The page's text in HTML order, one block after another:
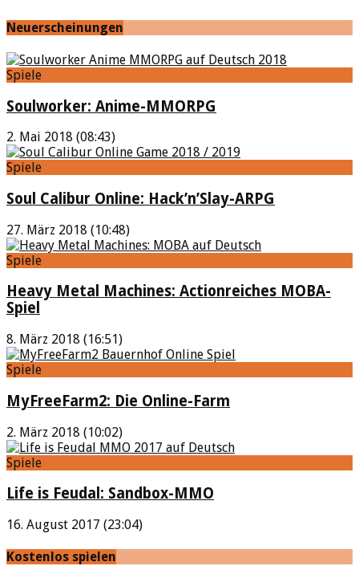
Neuerscheinungen
Spiele
Soulworker: Anime-MMORPG
2. Mai 2018 (08:43)
Spiele
Soul Calibur Online: Hack’n’Slay-ARPG
27. März 2018 (10:48)
Spiele
Heavy Metal Machines: Actionreiches MOBA-
Spiel
8. März 2018 (16:51)
Spiele
MyFreeFarm2: Die Online-Farm
2. März 2018 (10:02)
Spiele
Life is Feudal: Sandbox-MMO
16. August 2017 (23:04)
Kostenlos spielen